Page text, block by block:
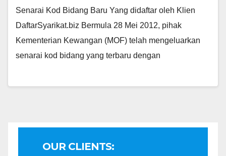
Senarai Kod Bidang Baru Yang didaftar oleh Klien
DaftarSyarikat.biz Bermula 28 Mei 2012, pihak
Kementerian Kewangan (MOF) telah mengeluarkan
senarai kod bidang yang terbaru dengan
OUR CLIENTS: